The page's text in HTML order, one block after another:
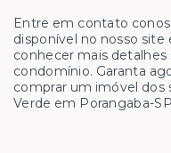
Entre em contato
disponível no nosso site
conhecer mais detalhes
condomínio. Garanta
comprar um imóvel dos
Verde em Porangaba-